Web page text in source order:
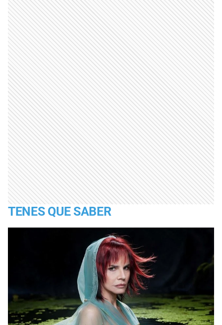
TENES QUE SABER